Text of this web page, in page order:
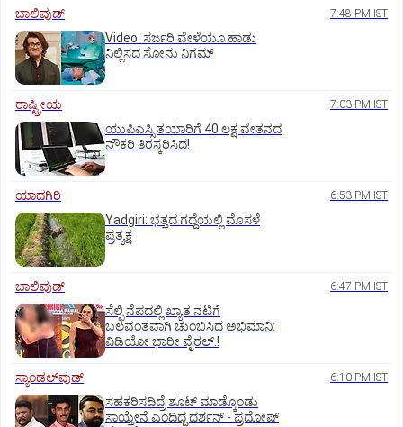
ಬಾಲಿವುಡ್‌ 7:48 PM IST
‌Video: ಸರ್ಜರಿ ವೇಳೆಯೂ ಹಾಡು
ನಿಲ್ಲಿಸದ ಸೋನು ನಿಗಮ್
ರಾಷ್ಟ್ರೀಯ 7:03 PM IST
ಯುಪಿಎಸ್ಸಿ ತಯಾರಿಗೆ 40 ಲಕ್ಷ ವೇತನದ
ನೌಕರಿ ತಿರಸ್ಕರಿಸಿದ!
ಯಾದಗಿರಿ 6:53 PM IST
Yadgiri: ಭತ್ತದ ಗದ್ದೆಯಲ್ಲಿ ಮೊಸಳೆ
ಪ್ರತ್ಯಕ್ಷ
ಬಾಲಿವುಡ್‌ 6:47 PM IST
ಸೆಲ್ಫಿ ನೆಪದಲ್ಲಿ ಖ್ಯಾತ ನಟಿಗೆ
ಬಲವಂತವಾಗಿ ಚುಂಬಿಸಿದ ಅಭಿಮಾನಿ:
ವಿಡಿಯೋ ಭಾರೀ ವೈರಲ್.!
ಸ್ಯಾಂಡಲ್‌ವುಡ್‌ 6:10 PM IST
ಸಹಕರಿಸದಿದ್ರೆ ಶೂಟ್‌ ಮಾಡ್ಕೊಂಡು
ಸಾಯ್ತೇನೆ ಎಂದಿದ್ದ ದರ್ಶನ್‌ - ಪ್ರದೋಷ್‌